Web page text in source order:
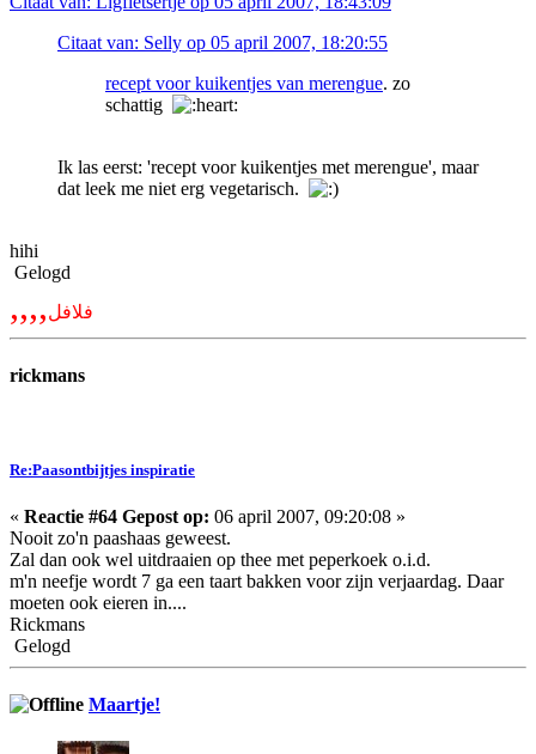
Citaat van: Selly op 05 april 2007, 18:20:55
recept voor kuikentjes van merengue. zo
schattig
Ik las eerst: 'recept voor kuikentjes met merengue', maar
dat leek me niet erg vegetarisch.
hihi
Gelogd
,,,,فلافل
rickmans
Re:Paasontbijtjes inspiratie
« Reactie #64 Gepost op: 06 april 2007, 09:20:08 »
Nooit zo'n paashaas geweest.
Zal dan ook wel uitdraaien op thee met peperkoek o.i.d.
m'n neefje wordt 7 ga een taart bakken voor zijn verjaardag. Daar
moeten ook eieren in....
Rickmans
Gelogd
Maartje!